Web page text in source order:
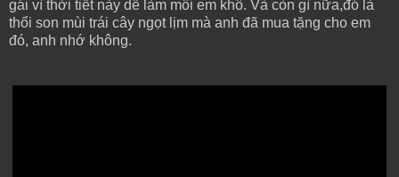
gái vì thời tiết này dễ làm môi em khô. Và còn gì nữa,đó là
thổi son mùi trái cây ngọt lịm mà anh đã mua tặng cho em
đó, anh nhớ không.